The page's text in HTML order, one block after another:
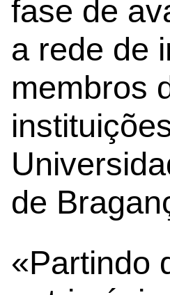
fase de
a rede de
membros
de
«Partindo